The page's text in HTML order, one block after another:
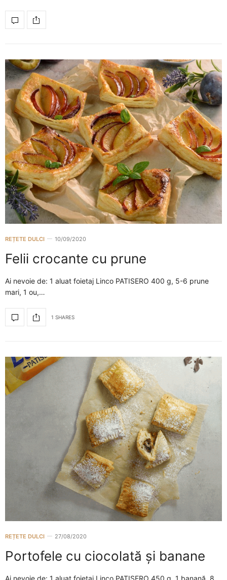
REȚETE DULCI 10/09/2020
Felii crocante cu prune
Ai nevoie de: 1 aluat foietaj Linco PATISERO 400 g, 5-6 prune
mari, 1 ou,…
1 SHARES
REȚETE DULCI 27/08/2020
Portofele cu ciocolată și banane
Ai nevoie de: 1 aluat foietaj Linco PATISERO 450 g, 1 banană, 8